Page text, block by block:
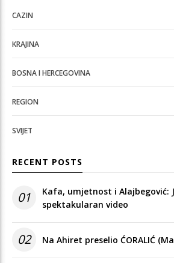
CAZIN
KRAJINA
BOSNA I HERCEGOVINA
REGION
SVIJET
RECENT POSTS
01
Kafa, umjetnost i Alajbegović:
spektakularan video
02 Na Ahiret preselio ĆORALIĆ